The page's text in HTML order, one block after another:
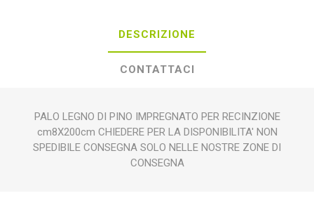
DESCRIZIONE
CONTATTACI
PALO LEGNO DI PINO IMPREGNATO PER RECINZIONE
cm8X200cm CHIEDERE PER LA DISPONIBILITA' NON
SPEDIBILE CONSEGNA SOLO NELLE NOSTRE ZONE DI
CONSEGNA